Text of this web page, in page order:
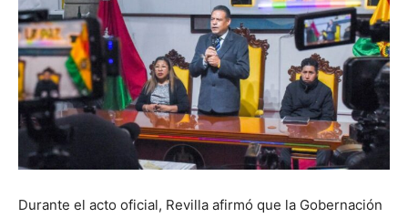
Durante el acto oficial, Revilla afirmó que la Gobernación